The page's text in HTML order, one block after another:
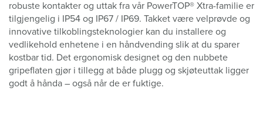
robuste kontakter og uttak fra vår PowerTOP® Xtra-familie er
tilgjengelig i IP54 og IP67 / IP69. Takket være velprøvde og
innovative tilkoblingsteknologier kan du installere og
vedlikehold enhetene i en håndvending slik at du sparer
kostbar tid. Det ergonomisk designet og den nubbete
gripeflaten gjør i tillegg at både plugg og skjøteuttak ligger
godt å hånda – også når de er fuktige.